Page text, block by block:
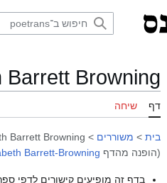
Barrett Browning
דף שיחה
בית > משוררים >
Barrett Browning
(הופנה מהדף Barrett-Browning
בדף זה מופיעים קישורים לדפי